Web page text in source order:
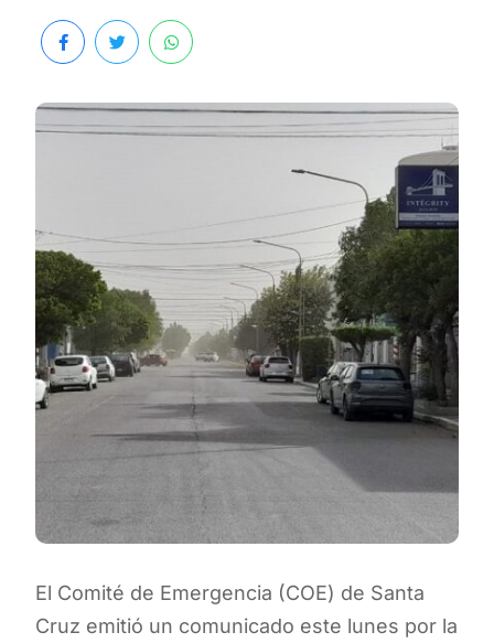
El Comité de Emergencia (COE) de Santa
Cruz emitió un comunicado este lunes por la